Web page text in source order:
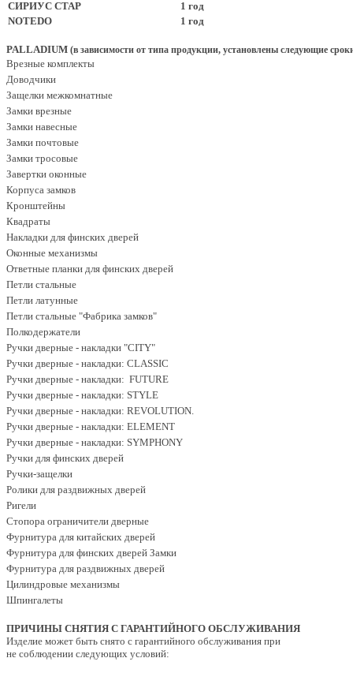
СИРИУС СТАР
1 год
NOTEDO
1 год
PALLADIUM (в зависимости от типа продукции, установлены следующие
Врезные комплекты
Доводчики
Защелки межкомнатные
Замки врезные
Замки навесные
Замки почтовые
Замки тросовые
Завертки оконные
Корпуса замков
Кронштейны
Квадраты
Накладки для финских дверей
Оконные механизмы
Ответные планки для финских дверей
Петли стальные
Петли латунные
Петли стальные "Фабрика замков"
Полкодержатели
Ручки дверные - накладки "CITY"
Ручки дверные - накладки: CLASSIC
Ручки дверные - накладки: FUTURE
Ручки дверные - накладки: STYLE
Ручки дверные - накладки: REVOLUTION.
Ручки дверные - накладки: ELEMENT
Ручки дверные - накладки: SYMPHONY
Ручки для финских дверей
Ручки-защелки
Ролики для раздвижных дверей
Ригели
Стопора ограничители дверные
Фурнитура для китайских дверей
Фурнитура для финских дверей Замки
Фурнитура для раздвижных дверей
Цилиндровые механизмы
Шпингалеты
ПРИЧИНЫ СНЯТИЯ С ГАРАНТИЙНОГО ОБСЛУЖИВАНИЯ
Изделие может быть снято с гарантийного обслуживания при
не соблюдении следующих условий: